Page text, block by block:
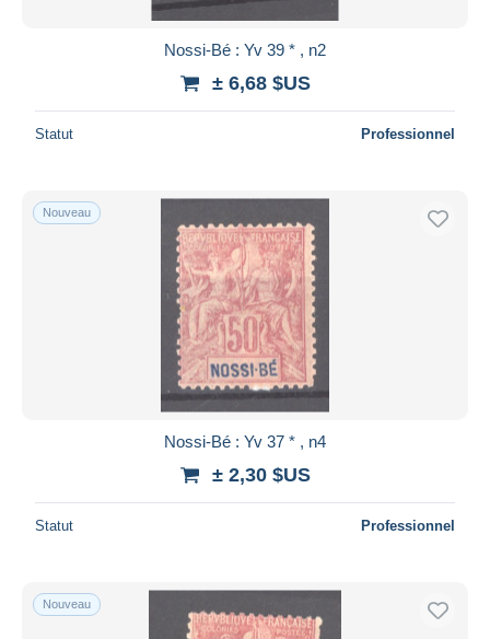
Bancontact
Appliquer
Nossi-Bé : Yv 39 * , n2
± 6,68 $US
Statut Professionnel
Nouveau
Nossi-Bé : Yv 37 * , n4
± 2,30 $US
Statut Professionnel
Nouveau